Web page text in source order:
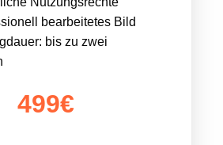
bearbeitetes Bild
bis zu zwei
499€